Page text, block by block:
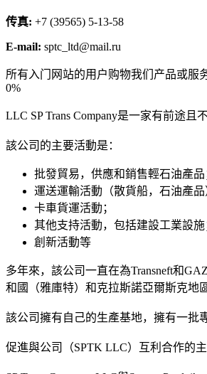
传真: +7 (39565) 5-13-58
E-mail: sptc_ltd@mail.ru
所有入门网站的用户购物我们产品或服
0%
LLC SP Trans Company是一家有前途且
該公司的主要活動是：
批發貿易，供應和銷售輕石油產品
運送運輸活動（散貨船，石油產品
卡車貨運活動；
其他支持活動，包括建設工業設施
創新活動等
多年來，該公司一直在為Transneft和
和國（雅庫特）和克拉斯諾亞爾斯克地
該公司擁有自己的生產基地，擁有一批
促進與公司（SPTK LLC）互利合作的